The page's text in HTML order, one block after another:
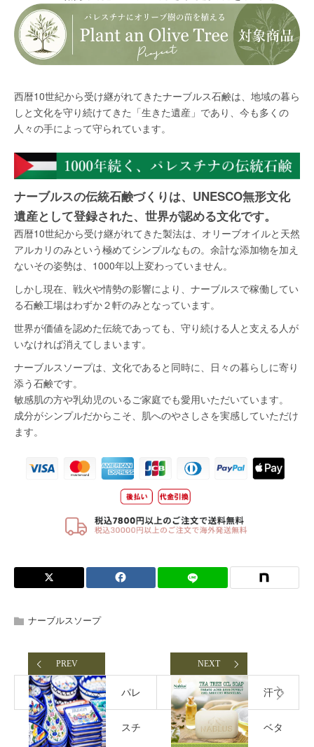
ナーブルスソープ
PREV
パレ
スチ
NEXT
汗で
ベタ